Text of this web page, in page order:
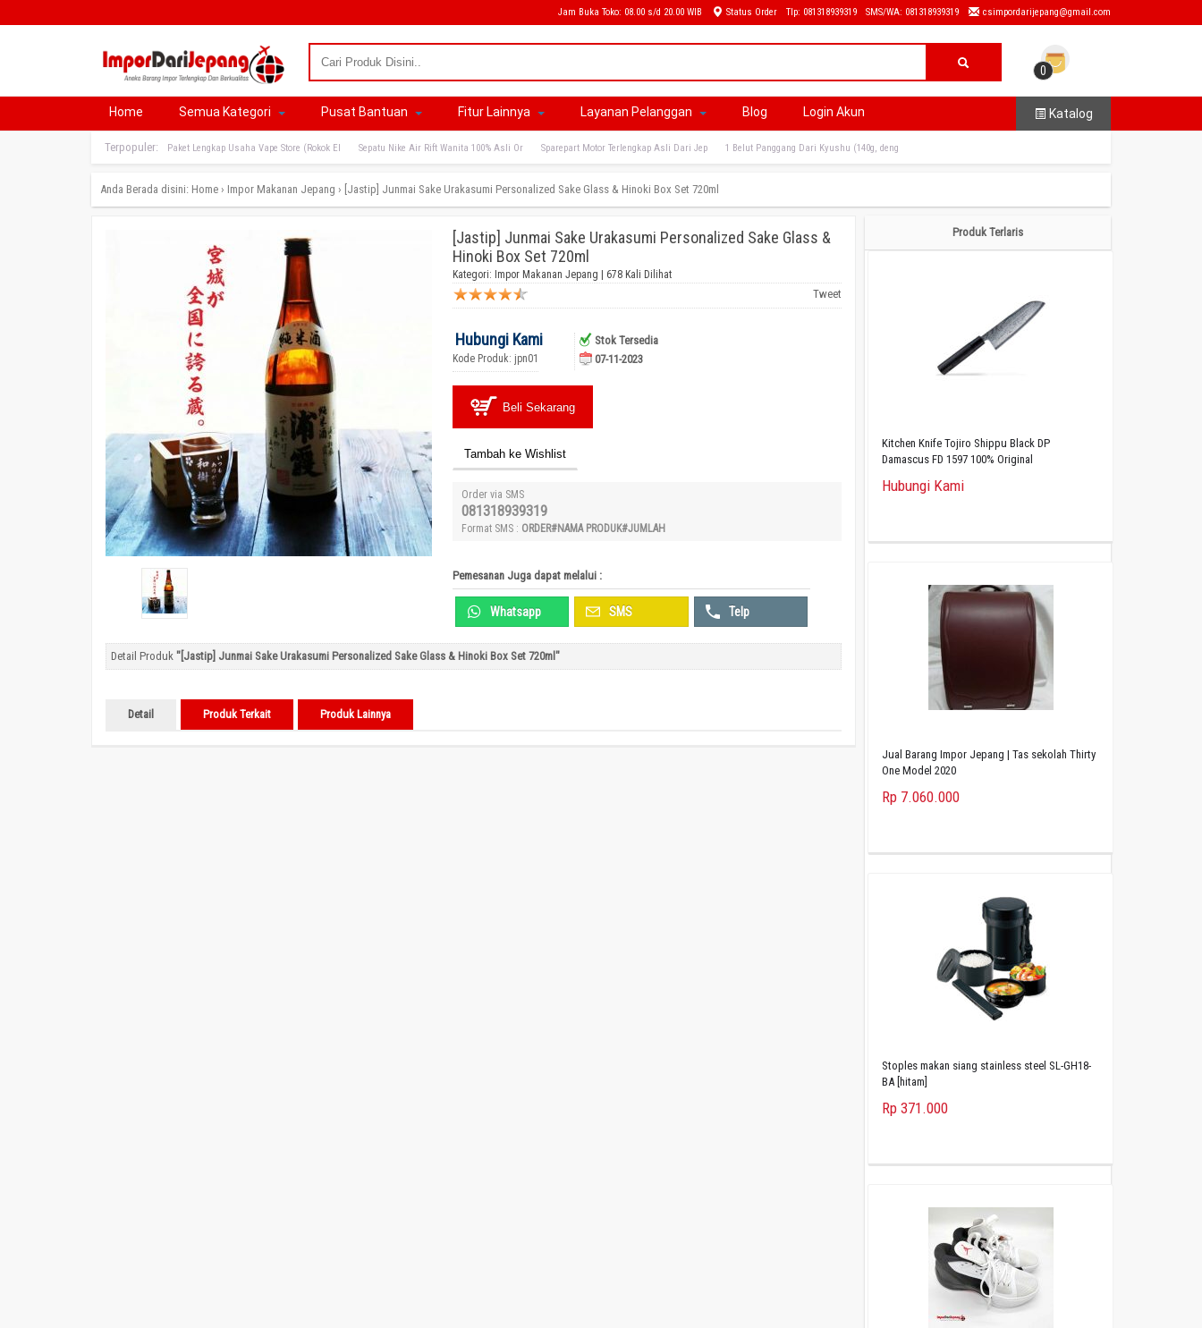
Jam Buka Toko: 08.00 s/d 20.00 WIB Status Order Tlp: 081318939319 SMS/WA: 081318939319 csimpordarijepang@gmail.com
0
Home Semua Kategori Pusat Bantuan Fitur Lainnya Layanan Pelanggan Blog Login Akun Katalog
Terpopuler: Paket Lengkap Usaha Vape Store (Rokok El Sepatu Nike Air Rift Wanita 100% Asli Or Sparepart Motor Terlengkap Asli Dari Jep 1 Belut Panggang Dari Kyushu (140g, deng
Anda Berada disini: Home › Impor Makanan Jepang › [Jastip] Junmai Sake Urakasumi Personalized Sake Glass & Hinoki Box Set 720ml
[Jastip] Junmai Sake Urakasumi Personalized Sake Glass &
Hinoki Box Set 720ml
Kategori: Impor Makanan Jepang | 678 Kali Dilihat
Tweet
Hubungi Kami
Kode Produk: jpn01
Stok Tersedia
07-11-2023
Beli Sekarang
Tambah ke Wishlist
Order via SMS
081318939319
Format SMS : ORDER#NAMA PRODUK#JUMLAH
Pemesanan Juga dapat melalui :
Whatsapp SMS Telp
Detail Produk "[Jastip] Junmai Sake Urakasumi Personalized Sake Glass & Hinoki Box Set 720ml"
Detail Produk Terkait Produk Lainnya
Produk Terlaris
Kitchen Knife Tojiro Shippu Black DP
Damascus FD 1597 100% Original
Hubungi Kami
Jual Barang Impor Jepang | Tas sekolah Thirty
One Model 2020
Rp 7.060.000
Stoples makan siang stainless steel SL-GH18-
BA [hitam]
Rp 371.000